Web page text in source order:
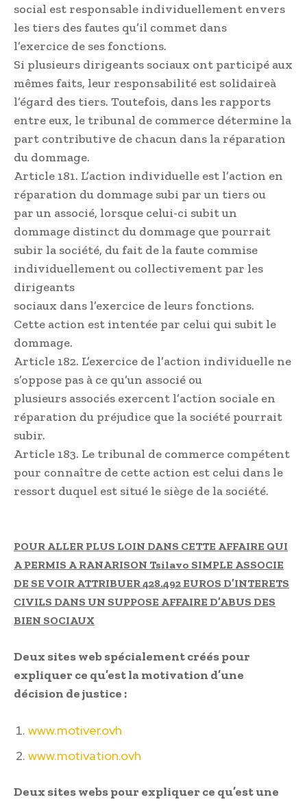
social est responsable individuellement envers
les tiers des fautes qu’il commet dans
l’exercice de ses fonctions.
Si plusieurs dirigeants sociaux ont participé aux
mêmes faits, leur responsabilité est solidaireà
l’égard des tiers. Toutefois, dans les rapports
entre eux, le tribunal de commerce détermine la
part contributive de chacun dans la réparation
du dommage.
Article 181. L’action individuelle est l’action en
réparation du dommage subi par un tiers ou
par un associé, lorsque celui-ci subit un
dommage distinct du dommage que pourrait
subir la société, du fait de la faute commise
individuellement ou collectivement par les
dirigeants
sociaux dans l’exercice de leurs fonctions.
Cette action est intentée par celui qui subit le
dommage.
Article 182. L’exercice de l’action individuelle ne
s’oppose pas à ce qu’un associé ou
plusieurs associés exercent l’action sociale en
réparation du préjudice que la société pourrait
subir.
Article 183. Le tribunal de commerce compétent
pour connaître de cette action est celui dans le
ressort duquel est situé le siège de la société.
POUR ALLER PLUS LOIN DANS CETTE AFFAIRE QUI
A PERMIS A RANARISON Tsilavo SIMPLE ASSOCIE
DE SE VOIR ATTRIBUER 428.492 EUROS D’INTERETS
CIVILS DANS UN SUPPOSE AFFAIRE D’ABUS DES
BIEN SOCIAUX
Deux sites web spécialement créés pour
expliquer ce qu’est la motivation d’une
décision de justice :
www.motiver.ovh
www.motivation.ovh
Deux sites webs pour expliquer ce qu’est une